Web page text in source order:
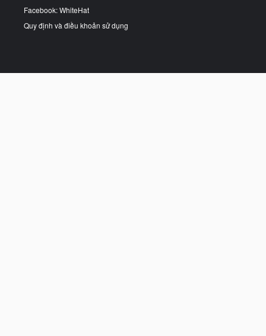
Facebook: WhiteHat
Quy định và điều khoản sử dụng